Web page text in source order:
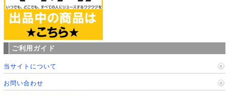
ご利用ガイド
当サイトについて
お問い合わせ